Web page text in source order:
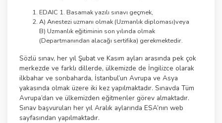
EDAIC 1. Basamak yazılı sınavı geçmek,
A) Anestezi uzmanı olmak (Uzmanlık diploması)veya
B) Uzmanlık eğitiminin son yılında olmak
(Departmanından alacağı sertifika) gerekmektedir.
Sözlü sınav, her yıl Şubat ve Kasım ayları arasında pek çok
merkezde ve farklı dillerde, ülkemizde de İngilizce olarak
ilkbahar ve sonbaharda, İstanbul’un Avrupa ve Asya
yakasında olmak üzere iki kez yapılmaktadır. Sınavda Tüm
Avrupa’dan ve ülkemizden eğitmenler görev almaktadır.
Sınav başvuruları her yıl Aralık aylarında ESA’nın web
sayfasından yapılmaktadır.